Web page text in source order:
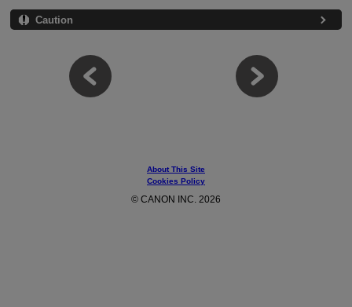
Caution
About This Site
Cookies Policy
© CANON INC. 2026